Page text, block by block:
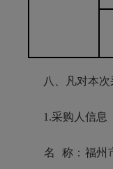
八、凡对本次
1.采购人信息
名 称：福州市